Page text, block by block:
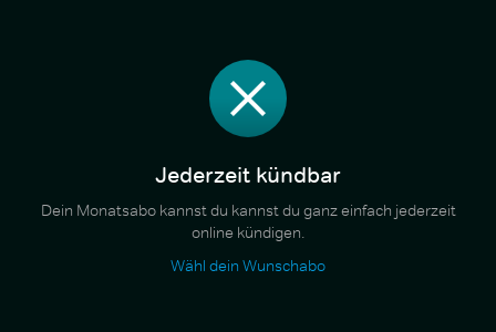
Jederzeit kündbar
Dein Monatsabo kannst du kannst du ganz einfach jederzeit
online kündigen.
Wähl dein Wunschabo